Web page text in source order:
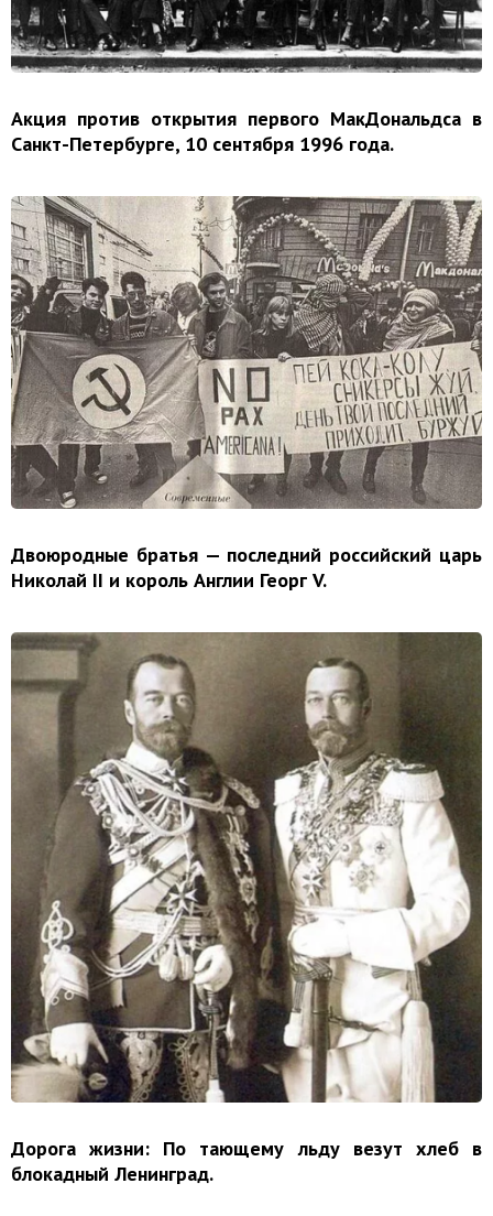
Акция против открытия первого МакДональдса в
Санкт-Петербурге, 10 сентября 1996 года.
Двоюродные братья — последний российский царь
Николай II и король Англии Георг V.
Дорога жизни: По тающему льду везут хлеб в
блокадный Ленинград.